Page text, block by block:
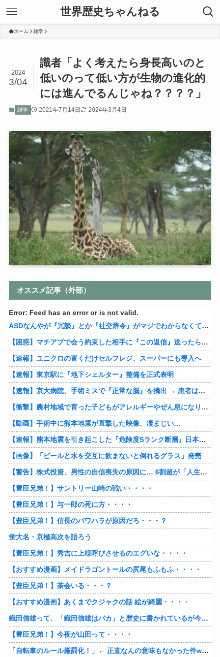
世界歴史ちゃんねる
ホーム 雑学
識者「よく考えたら身長高いのと
低いのって低い方が生物の進化的
には進んでるんじゃね？？？？」
2024
3/04
雑学 2021年7月14日 2024年3月4日
オススメ記事（外部）
Error: Feed has an error or is not valid.
ASDなんやが『冗談』とか『社交辞令』がマジでわからなくて怖い
【困惑】マチアプで会う約束した相手に『この返信』送ったらブロックされたんやが…
【速報】ユニクロの置くだけセルフレジ、スーパーにも導入へ
【速報】東京駅に『地下シェルター』整備を正式表明
【速報】京大病院、手術ミスで『正常な脳』を摘出 → 患者は自発呼吸不可能な植物状態に
【衝撃】農村地域で育った子どもがアレルギーやぜん息になりにくい『農場効果』を引き起こす細菌が判明
【動画】手術中に熊本地震が直撃した映像、凄まじい…
【速報】熊本地震を引き起こした『危険度Sランク断層』日本のド真ん中に10カ所もあると判明
【画像】「ビールと水を交互に飲まないと倒れるグラス」発売
【警告】株式投資、男性の自信喪失の原因に… 6割超が「人生の敗者」自認
【豊臣兄弟！】サントリー山崎の戦い・・・・
【豊臣兄弟！】与一郎の死に方・・・・
【豊臣兄弟！】信長のパワハラが原因だろ・・・？
蛍大名・京極高次を語ろう
【豊臣兄弟！】秀吉に上様呼びさせるのエグいな・・・・
【おすすめ漫画】メイドラゴントールの尻尾もふもふ・・・・
【豊臣兄弟！】茶会いる・・・？
【おすすめ漫画】あくまでクジャクの話 絵が綺麗・・・・
織田信雄って、「織田信雄はバカ」と歴史に書かれているが今まで家が残っているんでバカではないよな？
【豊臣兄弟！】今夜が山田って・・・・
「自転車のルール厳罰化！」← 正直なんの意味もなかった件www